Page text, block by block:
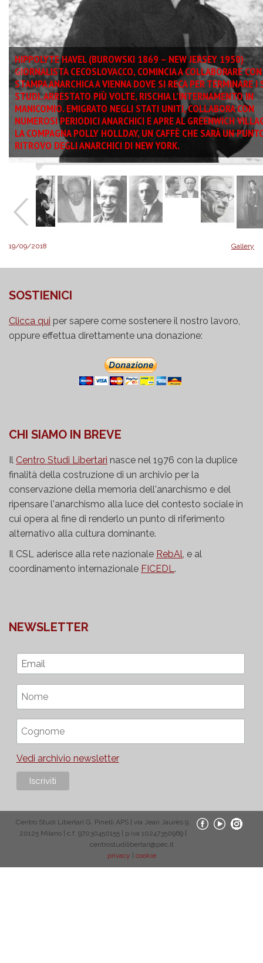
HIPPOLYTE HAVEL (BUROWSKI 1869 – NEW JERSEY 1950)
GIORNALISTA CECOSLOVACCO, COMINCIA A COLLABORARE
STAMPA ANARCHICA A VIENNA DOVE SI RECA PER TERMINARE I
STUDI. ARRESTATO PIÙ VOLTE, RISCHIA L’INTERNAMENTO IN
MANICOMIO. EMIGRATO NEGLI STATI UNITI, COLLABORA CON
NUMEROSI PERIODICI ANARCHICI E APRE AL GREENWICH
LA COMPAGNA POLLY HOLLDAY, UN CAFFÈ CHE SARÀ UN
RITROVO DEGLI ANARCHICI DI NEW YORK.
19/09/2018 Gallery
SOSTIENICI
Clicca qui per sapere come sostenere il nostro lavoro,
oppure effettua direttamente una donazione:
CHI SIAMO IN BREVE
Il Centro Studi Libertari nasce nel 1976 con la duplice
finalità della costruzione di un archivio per la
conservazione della memoria dell'anarchismo e del
ripensare l'anarchismo alla luce del contesto sociale in
cui opera al fine di renderlo un punto di riferimento
alternativo alla cultura dominante.
Il CSL aderisce alla rete nazionale RebAl, e al
coordinamento internazionale FICEDL.
NEWSLETTER
Vedi archivio newsletter
Centro Studi Libertari G. Pinelli APS | via Jean Jaurès 9,
20125 Milano | c.f. 97030450155 | p.iva 10247350969 |
centrostudilibertari@pec.it
privacy
cookie